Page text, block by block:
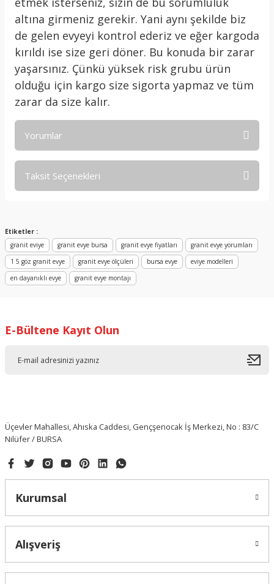
altına girmeniz gerekir. Yani aynı şekilde biz
de gelen evyeyi kontrol ederiz ve eğer kargoda
kırıldı ise size geri döner. Bu konuda bir zarar
yaşarsınız. Çünkü yüksek risk grubu ürün
olduğu için kargo size sigorta yapmaz ve tüm
zarar da size kalır.
Yorumlar
Taksit Seçenekleri
Etiketler :
granit eviye
granit evye bursa granit evye fiyatları
granit evye yorumları
1 5 göz granit evye
granit evye ölçüleri bursa evye
eviye modelleri
en dayanıklı evye
granit evye montajı
E-Bültene Kayıt Olun
Üçevler Mahallesi, Ahıska Caddesi, Gençşenocak İş Merkezi, No : 83/C
Nilüfer / BURSA
Kurumsal
Alışveriş